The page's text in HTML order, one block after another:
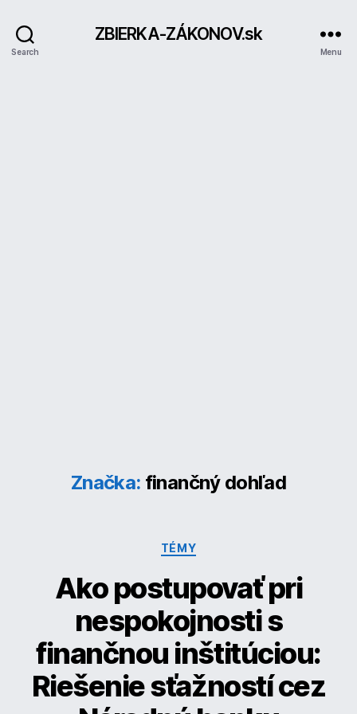
Search
ZBIERKA-ZÁKONOV.sk
Menu
Značka: finančný dohľad
Kategórie
TÉMY
Ako postupovať pri
nespokojnosti s
finančnou inštitúciou:
Riešenie sťažností cez